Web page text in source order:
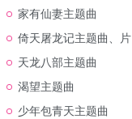
家有仙妻主题曲
倚天屠龙记主题曲、片头曲
天龙八部主题曲
渴望主题曲
少年包青天主题曲
热门
GOGO社区网站搭建(自助服务)
电视剧主题曲